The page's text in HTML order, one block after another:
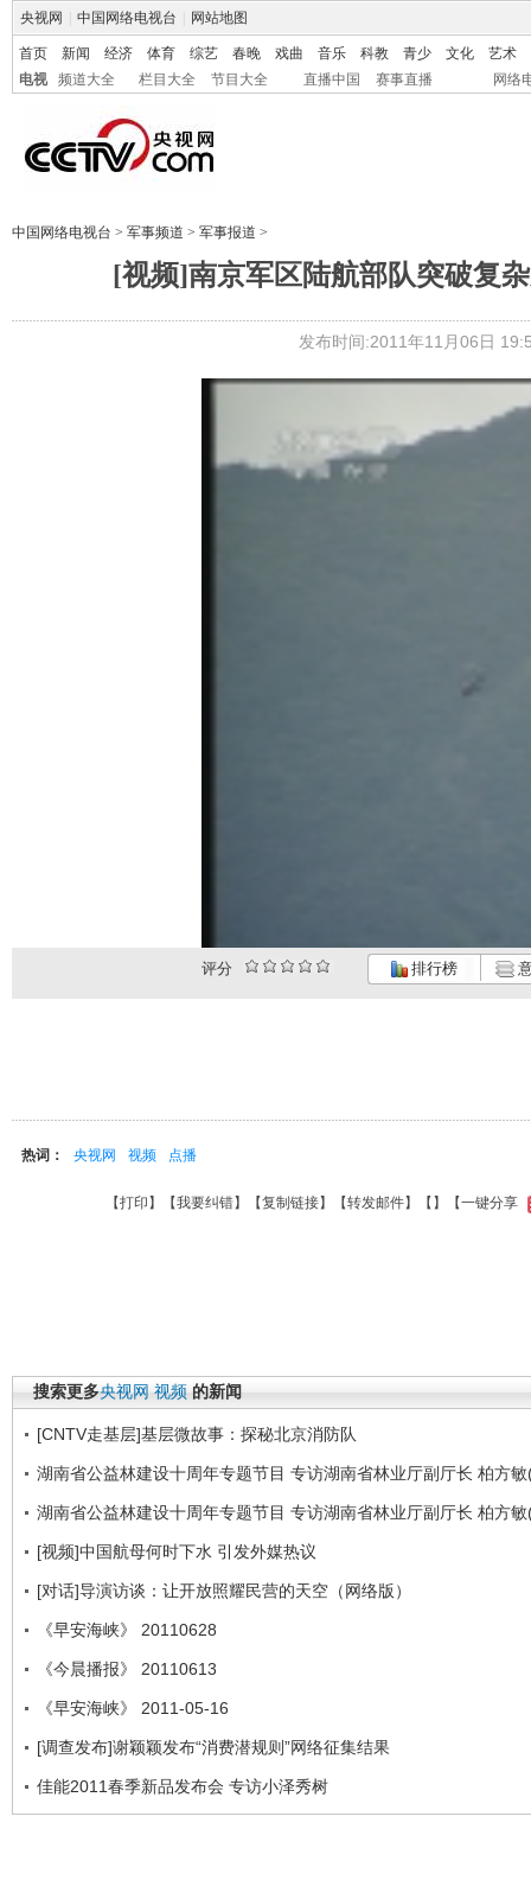
央视网 中国网络电视台 网站地图
首页 新闻 经济 体育 综艺 春晚 戏曲 音乐 科教 青少 文化
艺术
电视
频道大全 栏目大全 节目大全 直播中国 赛事直播 网络
中国网络电视台 > 军事频道 > 军事报道 >
[视频]南京军区陆航部队突破复
发布时间:2011年11月06日
评分 排行榜
热词： 央视网 视频 点播
【打印 】【我要纠错】【复制链接】【转发邮件】【 】 【一键分享
搜索更多央视网 视频 的新闻
[CNTV走基层]基层微故事：探秘北京消防队
湖南省公益林建设十周年专题节目 专访湖南省林业厅副厅长 柏方
湖南省公益林建设十周年专题节目 专访湖南省林业厅副厅长 柏方
[视频]中国航母何时下水 引发外媒热议
[对话]导演访谈：让开放照耀民营的天空（网络版）
《早安海峡》 20110628
《今晨播报》 20110613
《早安海峡》 2011-05-16
[调查发布]谢颖颖发布“消费潜规则”网络征集结果
佳能2011春季新品发布会 专访小泽秀树